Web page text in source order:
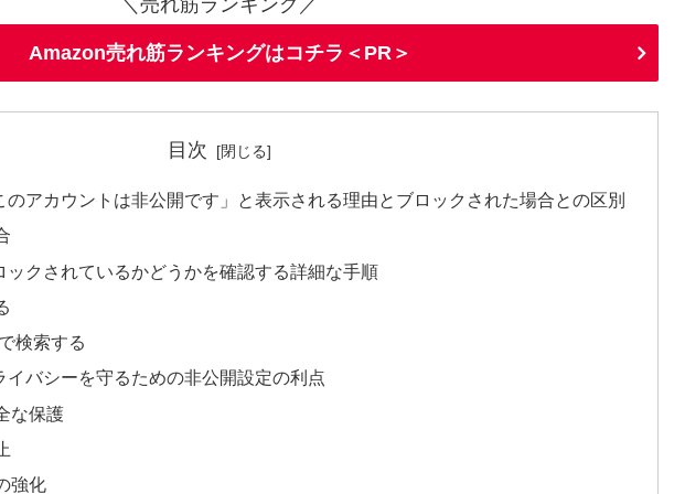
Amazon売れ筋ランキングはコチラ＜PR＞
目次
のアカウントは非公開です」と表示される理由とブロックされた場合との区別
ックされているかどうかを確認する詳細な手順
検索する
イバシーを守るための非公開設定の利点
な保護
強化